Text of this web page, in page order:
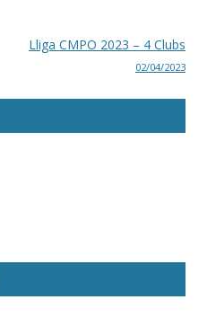
Lliga CMPO 2023 – 4 Clubs
02/04/2023